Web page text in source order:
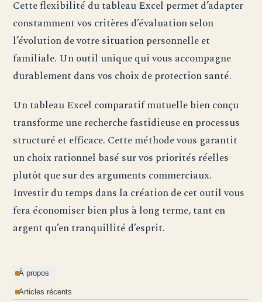
Cette flexibilité du tableau Excel permet d’adapter
constamment vos critères d’évaluation selon
l’évolution de votre situation personnelle et
familiale. Un outil unique qui vous accompagne
durablement dans vos choix de protection santé.
Un tableau Excel comparatif mutuelle bien conçu
transforme une recherche fastidieuse en processus
structuré et efficace. Cette méthode vous garantit
un choix rationnel basé sur vos priorités réelles
plutôt que sur des arguments commerciaux.
Investir du temps dans la création de cet outil vous
fera économiser bien plus à long terme, tant en
argent qu’en tranquillité d’esprit.
À propos
Articles récents